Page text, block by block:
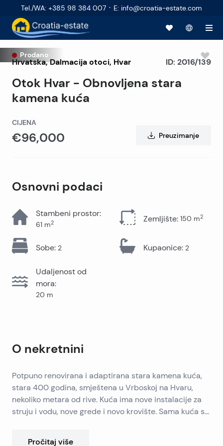
Tel./WA: +385 98 384 007 · E: info@croatia-estate.com
Prodano
Hrvatska,Dalmacija otoci, Hvar
Otok Hvar - Obnovljena stara
kamena kuća
ID: 2016/139
CIJENA
€96,000 Preuzimanje
Osnovni podaci
Stambeni prostor:
61 m2 Zemljište: 150 m2
Sobe: 2 Kupaonice: 2
Udaljenost od
mora:
20 m
O nekretnini
Potpuno renovirana i adaptirana stara kamena kuća,
stara 400 godina, smještena u Vrboskoj na Hvaru,
nekoliko metara od rive. Kuća ima nove instalacije za
struju i vodu, nove grede i novo krovište. Sama kuća se
Pročitaj više